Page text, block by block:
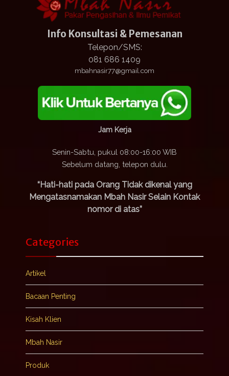
Info Konsultasi & Pemesanan
Telepon/SMS:
081 686 1409
mbahnasir77@gmail.com
Jam Kerja
Senin-Sabtu, pukul 08:00-16:00 WIB
Sebelum datang, telepon dulu.
“Hati-hati pada Orang Tidak dikenal yang
Mengatasnamakan Mbah Nasir Selain Kontak
nomor di atas”
Categories
Artikel
Bacaan Penting
Kisah Klien
Mbah Nasir
Produk